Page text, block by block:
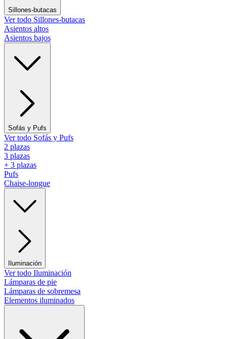
Sillones-butacas
Ver todo Sillones-butacas
Asientos altos
Asientos bajos
Sofás y Pufs
Ver todo Sofás y Pufs
2 plazas
3 plazas
+ 3 plazas
Pufs
Chaise-longue
Iluminación
Ver todo Iluminación
Lámparas de pie
Lámparas de sobremesa
Elementos iluminados